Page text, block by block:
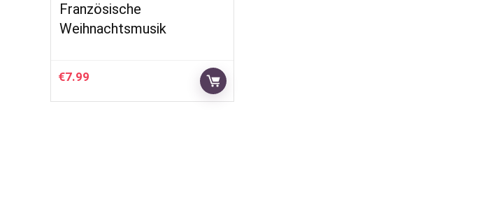
Französische
Weihnachtsmusik
€7.99